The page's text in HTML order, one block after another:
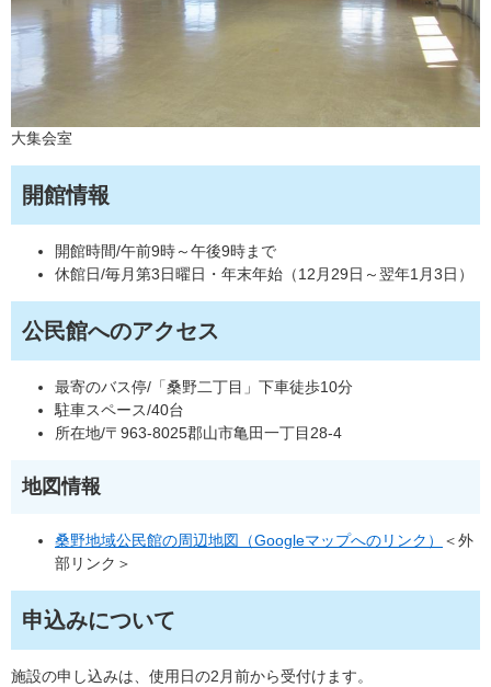
大集会室
開館情報
開館時間/午前9時～午後9時まで
休館日/毎月第3日曜日・年末年始（12月29日～翌年1月3日）
公民館へのアクセス
最寄のバス停/「桑野二丁目」下車徒歩10分
駐車スペース/40台
所在地/〒963-8025郡山市亀田一丁目28-4
地図情報
桑野地域公民館の周辺地図（Googleマップへのリンク）
＜外
部リンク＞
申込みについて
施設の申し込みは、使用日の2月前から受付けます。